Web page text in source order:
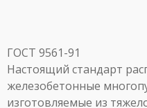
ГОСТ 9561-91
Настоящий стандарт
железобетонные
изготовляемые из